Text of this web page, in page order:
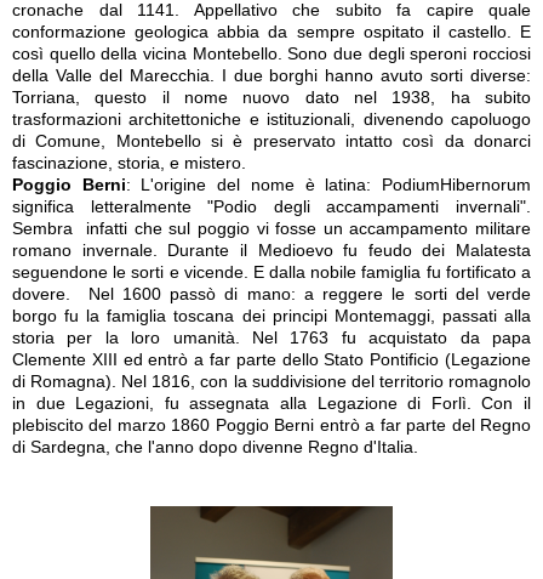
cronache dal 1141. Appellativo che subito fa capire quale
conformazione geologica abbia da sempre ospitato il castello. E
così quello della vicina Montebello. Sono due degli speroni rocciosi
della Valle del Marecchia. I due borghi hanno avuto sorti diverse:
Torriana, questo il nome nuovo dato nel 1938, ha subito
trasformazioni architettoniche e istituzionali, divenendo capoluogo
di Comune, Montebello si è preservato intatto così da donarci
fascinazione, storia, e mistero.
Poggio Berni: L'origine del nome è latina: PodiumHibernorum
significa letteralmente "Podio degli accampamenti invernali".
Sembra infatti che sul poggio vi fosse un accampamento militare
romano invernale. Durante il Medioevo fu feudo dei Malatesta
seguendone le sorti e vicende. E dalla nobile famiglia fu fortificato a
dovere. Nel 1600 passò di mano: a reggere le sorti del verde
borgo fu la famiglia toscana dei principi Montemaggi, passati alla
storia per la loro umanità. Nel 1763 fu acquistato da papa
Clemente XIII ed entrò a far parte dello Stato Pontificio (Legazione
di Romagna). Nel 1816, con la suddivisione del territorio romagnolo
in due Legazioni, fu assegnata alla Legazione di Forlì. Con il
plebiscito del marzo 1860 Poggio Berni entrò a far parte del Regno
di Sardegna, che l'anno dopo divenne Regno d'Italia.